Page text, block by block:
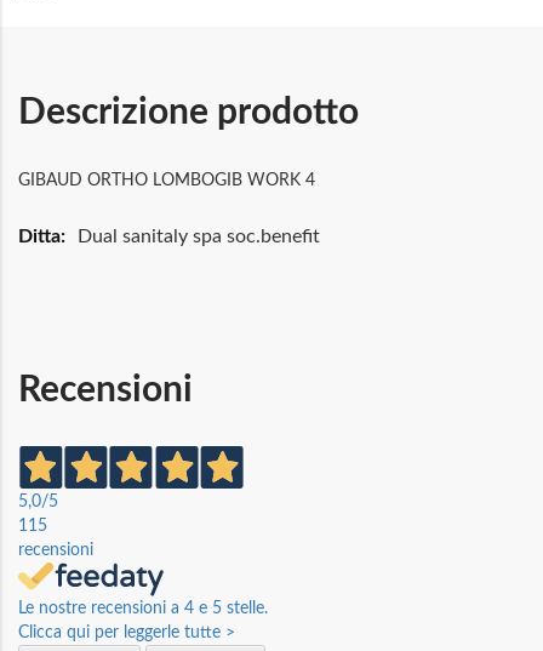
Descrizione prodotto
GIBAUD ORTHO LOMBOGIB WORK 4
MaggioriDual sanitaly spa soc.benefit
Recensioni
5,0/5
115
recensioni
Le nostre recensioni a 4 e 5 stelle.
Clicca qui per leggerle tutte >